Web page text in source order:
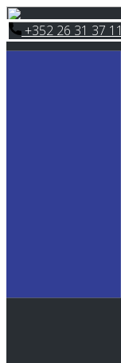
Skip
to
content
​+352 26 31 37 11